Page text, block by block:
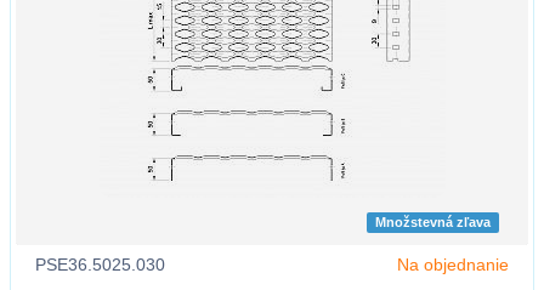
Množstevná zľava
PSE36.5025.030 Na objednanie